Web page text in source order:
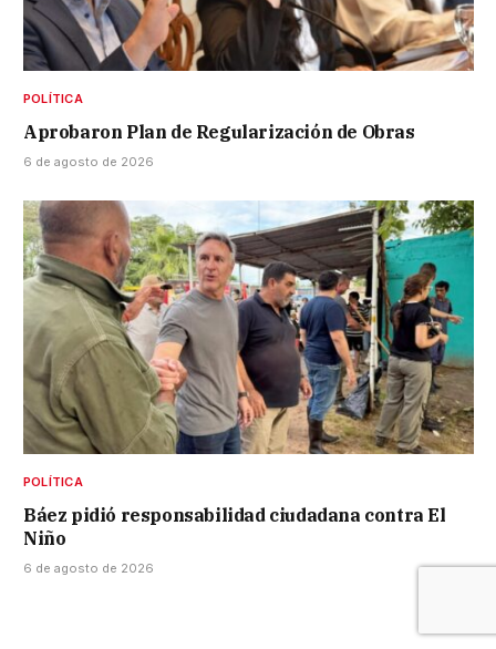
POLÍTICA
Aprobaron Plan de Regularización de Obras
6 de agosto de 2026
POLÍTICA
Báez pidió responsabilidad ciudadana contra El
Niño
6 de agosto de 2026